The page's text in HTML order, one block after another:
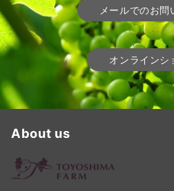
メールでのお問
オンラインシ
About us